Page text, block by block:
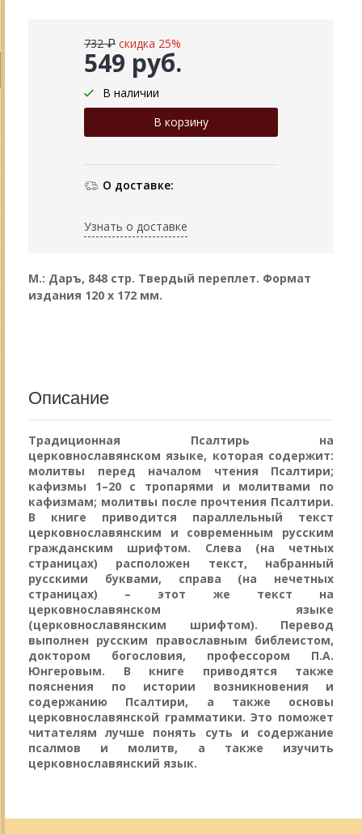
549 руб.
732 ₽ скидка 25%
В наличии
О доставке:
Узнать о доставке
М.: Даръ, 848 стр. Твердый переплет. Формат
издания 120 х 172 мм.
Описание
Традиционная Псалтирь на
церковнославянском языке, которая содержит:
молитвы перед началом чтения Псалтири;
кафизмы 1–20 с тропарями и молитвами по
кафизмам; молитвы после прочтения Псалтири.
В книге приводится параллельный текст
церковнославянским и современным русским
гражданским шрифтом. Слева (на четных
страницах) расположен текст, набранный
русскими буквами, справа (на нечетных
страницах) – этот же текст на
церковнославянском языке
(церковнославянским шрифтом). Перевод
выполнен русским православным библеистом,
доктором богословия, профессором П.А.
Юнгеровым. В книге приводятся также
пояснения по истории возникновения и
содержанию Псалтири, а также основы
церковнославянской грамматики. Это поможет
читателям лучше понять суть и содержание
псалмов и молитв, а также изучить
церковнославянский язык.